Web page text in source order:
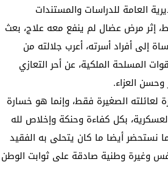
العامة للدراسات والمستندات
إثر مرض عضال لم ينفع معه علاج، بعث
إلى أفراد أسرته، أعرب جلالته من
المسلحة الملكية، عن أحر التعازي
العزاء.
لعائلته الصغيرة فقط، وإنما هو خسارة
بكل كفاءة وحنكة وإخلاص لله
نستحضر أيضا ما كان يتحلى به الفقيد
وغيرة وطنية صادقة على ثوابت الوطن